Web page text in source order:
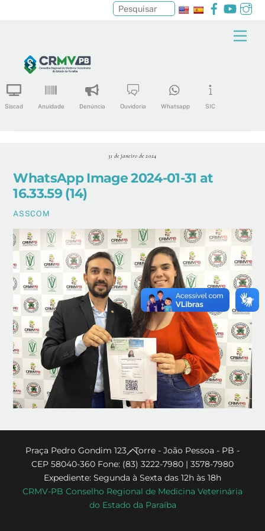
content
Facebook
Siscad Anuidade Denúncia Ouvidoria Whatsapp SIC
Pesquisar
31 de janeiro de 2024
WhatsApp Image 2024-01-31 at
16.33.59 (14)
ASSCOM
Back
To
Top
Praça Pedro Gondim 123 - Torre - João Pessoa - PB -
CEP 58040-360 Fone: (83) 3222-7980 | 3578-7980
Expediente: Segunda à Sexta das 12h às 18h
CRMV-PB Conselho Regional de Medicina Veterinária
do Estado da Paraíba